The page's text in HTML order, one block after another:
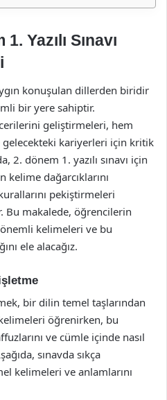
Yazılı Sınavı
konuşulan dillerden biridir
bir yere sahiptir.
geliştirmeleri, hem
gelecekteki kariyerleri için kritik
2. dönem 1. yazılı sınavı için
kelime dağarcıklarını
pekiştirmeleri
Bu makalede, öğrencilerin
önemli kelimeleri ve bu
ele alacağız.
bir dilin temel taşlarından
öğrenirken, bu
ve cümle içinde nasıl
sınavda sıkça
kelimeleri ve anlamlarını